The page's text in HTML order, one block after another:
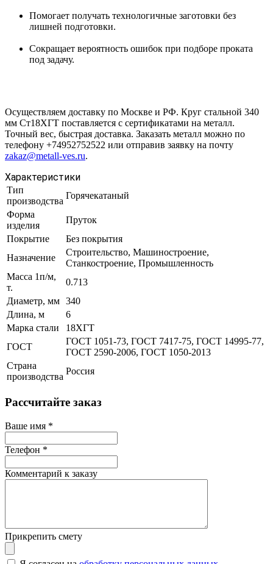
Помогает получать технологичные заготовки без
лишней подготовки.
Сокращает вероятность ошибок при подборе проката
под задачу.
Осуществляем доставку по Москве и РФ. Круг стальной 340
мм Ст18ХГТ поставляется с сертификатами на металл.
Точный вес, быстрая доставка. Заказать металл можно по
телефону +74952752522 или отправив заявку на почту
zakaz@metall-ves.ru.
Характеристики
Тип
производства
Горячекатаный
Форма
изделия
Пруток
Покрытие
Без покрытия
Назначение
Строительство, Машиностроение,
Станкостроение, Промышленность
Масса 1п/м,
т.
0.713
Диаметр, мм 340
Длина, м
6
Марка стали
18ХГТ
ГОСТ
ГОСТ 1051-73, ГОСТ 7417-75, ГОСТ 14995-77,
ГОСТ 2590-2006, ГОСТ 1050-2013
Страна
производства
Россия
Рассчитайте заказ
Ваше имя *
Телефон *
Комментарий к заказу
Прикрепить смету